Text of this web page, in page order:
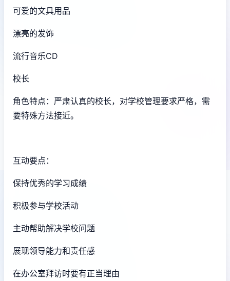
可爱的文具用品
漂亮的发饰
流行音乐CD
校长
角色特点：严肃认真的校长，对学校管理要求严格，需
要特殊方法接近。
互动要点：
保持优秀的学习成绩
积极参与学校活动
主动帮助解决学校问题
展现领导能力和责任感
在办公室拜访时要有正当理由